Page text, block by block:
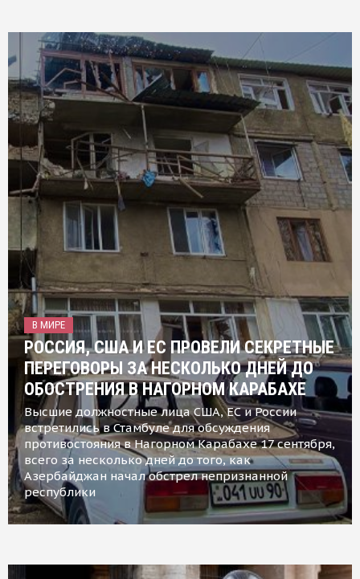
В МИРЕ
РОССИЯ, США И ЕС ПРОВЕЛИ СЕКРЕТНЫЕ
ПЕРЕГОВОРЫ ЗА НЕСКОЛЬКО ДНЕЙ ДО
ОБОСТРЕНИЯ В НАГОРНОМ КАРАБАХЕ
Высшие должностные лица США, ЕС и России
встретились в Стамбуле для обсуждения
противостояния в Нагорном Карабахе 17 сентября,
всего за несколько дней до того, как
Азербайджан начал обстрел непризнанной
республики